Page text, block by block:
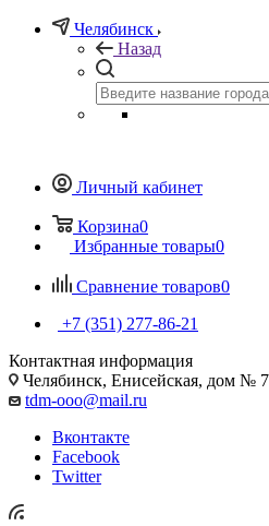
Челябинск
Назад
Личный кабинет
Корзина0
Избранные товары0
Сравнение товаров0
+7 (351) 277-86-21
Контактная информация
Челябинск, Енисейская, дом №
tdm-ooo@mail.ru
Вконтакте
Facebook
Twitter